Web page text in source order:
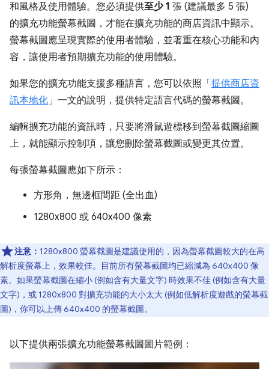
和風格及使用體驗。您必須提供至少 1 張 (建議最多 5 張)
的擴充功能螢幕截圖，才能在擴充功能的商店資訊中顯示。
螢幕截圖應呈現實際的使用者體驗，並著重在核心功能和內
容，讓使用者預期擴充功能的使用體驗。
如果您的擴充功能支援多種語言，您可以依照「 提供商店資
訊本地化」一文的說明，提供特定語言代碼的螢幕截圖。
編輯擴充功能的資訊時，只要將滑鼠遊標移到螢幕截圖縮圖
上，就能顯示控制項，讓您刪除螢幕截圖或變更其位置。
每張螢幕截圖應如下所示：
方形角，無邊框間距 (全出血)
1280x800 或 640x400 像素
注意： 1280x800 螢幕截圖是建議使用的，因為螢幕截圖較大的在高
解析度螢幕上，效果較佳。目前所有螢幕截圖均已縮減為 640x400 像
素。如果螢幕截圖在縮小 (例如含有大量文字) 時效果不佳 (例如含有大量
文字)，或 1280x800 對擴充功能的大小太大 (例如低解析度遊戲的螢幕截
圖)，你可以上傳 640x400 的螢幕截圖。
以下提供兩張擴充功能螢幕截圖圖片範例：